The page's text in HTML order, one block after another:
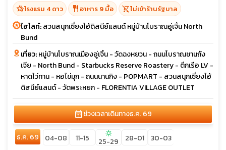
hotel_classโรงแรม 4 ดาว restaurant อาหาร 9 มื้อ shopping_cart_offไม่เข้าร้านรัฐบาล
ไฮไลท์:สวนสนุกเซี่ยงไฮ้ดิสนีย์แลนด์ หมู่บ้านโบราณอู่เจิ้น North
Bund
เที่ยว:หมู่บ้านโบราณเมืองอู่เจิ้น - วัดฉงหยวน - ถนนโบราณซานถัง
เจีย - North Bund - Starbucks Reserve Roastery - ตึกเรือ LV -
หาดไว่ทาน - หอไข่มุก - ถนนนานกิง - POPMART - สวนสนุกเซี่ยงไฮ้
ดิสนีย์แลนด์ - วัดพระหยก - FLORENTIA VILLAGE OUTLET
calendar_monthช่วงเวลาเดินทางธ.ค. 69
ธ.ค. 69 04-08 11-15 sunny
25-29 28-01 30-03